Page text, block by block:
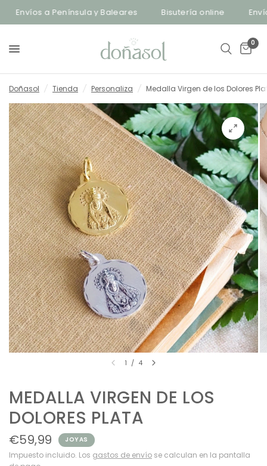
Envíos a Península y Baleares Bisutería online
0
Doñasol / Tienda / Personaliza / Medalla Virgen de los Dolores
1 / 4
MEDALLA VIRGEN DE LOS
DOLORES PLATA
€59,99 JOYAS
Impuesto incluido. Los gastos de envío se calculan en la pantalla